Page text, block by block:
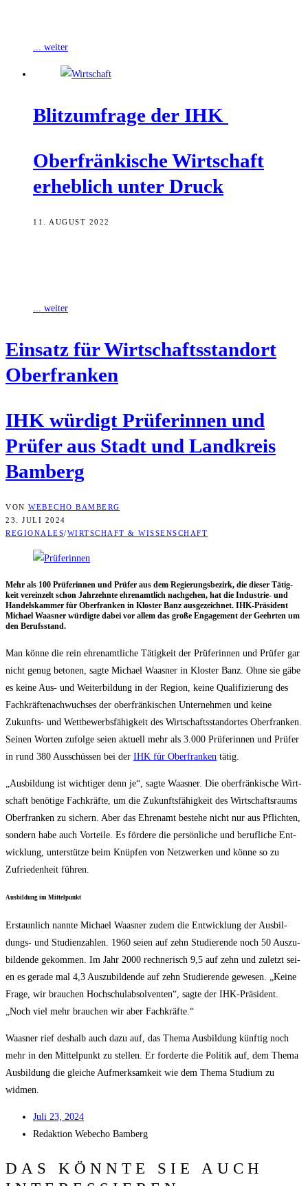
... weiter
Blitz­um­fra­ge der IHK
Ober­frän­ki­sche Wirt­schaft
erheb­lich unter Druck
11. AUGUST 2022
... weiter
Ein­satz für Wirt­schafts­stand­ort
Oberfranken
IHK wür­digt Prü­fe­rin­nen und
Prü­fer aus Stadt und Land­kreis
Bamberg
VON WEBECHO BAMBERG
23. JULI 2024
REGIONALES/WIRTSCHAFT & WISSENSCHAFT
Mehr als 100 Prü­fe­rin­nen und Prü­fer aus dem Regie­rungs­be­zirk, die die­ser Tätig­
keit ver­ein­zelt schon Jahr­zehn­te ehren­amt­lich nach­ge­hen, hat die Indus­trie- und
Han­dels­kam­mer für Ober­fran­ken in Klos­ter Banz aus­ge­zeich­net. IHK-Prä­si­dent
Micha­el Waas­ner wür­dig­te dabei vor allem das gro­ße Enga­ge­ment der Geehr­ten um
den Berufsstand.
Man kön­ne die rein ehren­amt­li­che Tätig­keit der Prü­fe­rin­nen und Prü­fer gar
nicht genug beto­nen, sag­te Micha­el Waas­ner in Klos­ter Banz. Ohne sie gäbe
es kei­ne Aus- und Wei­ter­bil­dung in der Regi­on, kei­ne Qua­li­fi­zie­rung des
Fach­kräf­te­nach­wuch­ses der ober­frän­ki­schen Unter­neh­men und kei­ne
Zukunfts- und Wett­be­werbs­fä­hig­keit des Wirt­schafts­stand­or­tes Ober­fran­ken.
Sei­nen Wor­ten zufol­ge sei­en aktu­ell mehr als 3.000 Prü­fe­rin­nen und Prü­fer
in rund 380 Aus­schüs­sen bei der IHK für Ober­fran­ken tätig.
„Aus­bil­dung ist wich­ti­ger denn je“, sag­te Waas­ner. Die ober­frän­ki­sche Wirt­
schaft benö­ti­ge Fach­kräf­te, um die Zukunfts­fä­hig­keit des Wirt­schafts­raums
Ober­fran­ken zu sichern. Aber das Ehren­amt bestehe nicht nur aus Pflich­ten,
son­dern habe auch Vor­tei­le. Es för­de­re die per­sön­li­che und beruf­li­che Ent­
wick­lung, unter­stüt­ze beim Knüp­fen von Netz­wer­ken und kön­ne so zu
Zufrie­den­heit führen.
Aus­bil­dung im Mittelpunkt
Erstaun­lich nann­te Micha­el Waas­ner zudem die Ent­wick­lung der Aus­bil­
dungs- und Stu­di­en­zah­len. 1960 sei­en auf zehn Stu­die­ren­de noch 50 Aus­zu­
bil­den­de gekom­men. Im Jahr 2000 rech­ne­risch 9,5 auf zehn und zuletzt sei­
en es gera­de mal 4,3 Aus­zu­bil­den­de auf zehn Stu­die­ren­de gewe­sen. „Kei­ne
Fra­ge, wir brau­chen Hoch­schul­ab­sol­ven­ten“, sag­te der IHK-Prä­si­dent.
„Noch viel mehr brau­chen wir aber Fachkräfte.“
Waas­ner rief des­halb auch dazu auf, das The­ma Aus­bil­dung künf­tig noch
mehr in den Mit­tel­punkt zu stel­len. Er for­der­te die Poli­tik auf, dem The­ma
Aus­bil­dung die glei­che Auf­merk­sam­keit wie dem The­ma Stu­di­um zu
widmen.
Juli 23, 2024
Redak­ti­on Web­echo Bamberg
DAS KÖNNTE SIE AUCH